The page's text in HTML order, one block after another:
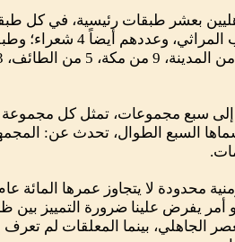
وأضاف لهم طبقتين آخرتين هما: طبقة
إلى سبع مجموعات، تمثل كل
السبع الطوال، تحدث عن:
محدودة لا يتجاوز عمرها المائة
يفرض علينا ضرورة التمييز بين